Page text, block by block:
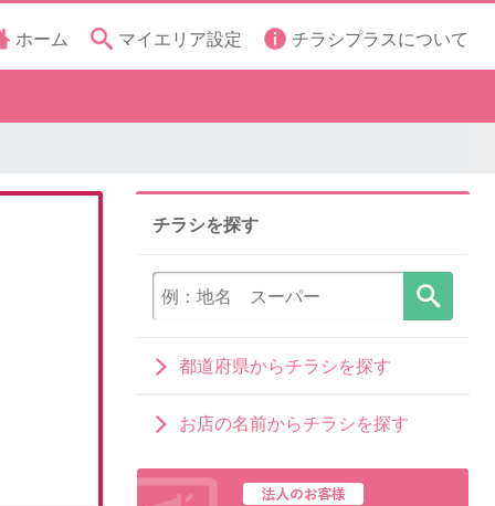
ホーム マイエリア設定 チラシプラスについて
チラシを探す
都道府県からチラシを探す
お店の名前からチラシを探す